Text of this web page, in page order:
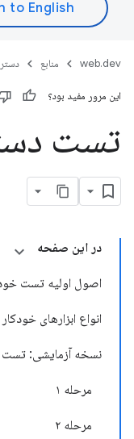
web.dev منابع
این مرور مفید بود؟
تست
در این صفحه
اصول اولیه تست
انواع ابزارهای خودکار
نسخه آزمایشی: تست
مرحله ۱
مرحله ۲